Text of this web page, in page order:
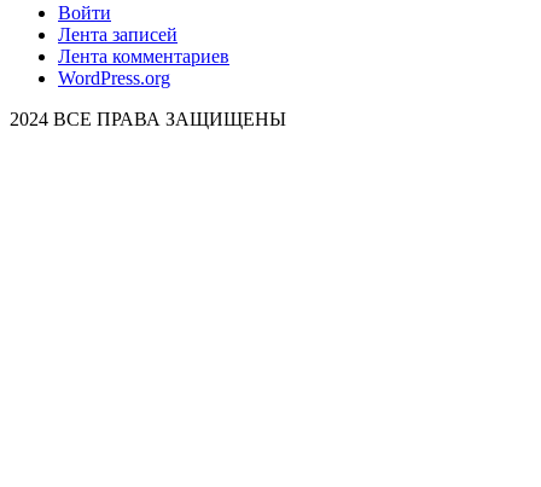
Войти
Лента записей
Лента комментариев
WordPress.org
2024 ВСЕ ПРАВА ЗАЩИЩЕНЫ